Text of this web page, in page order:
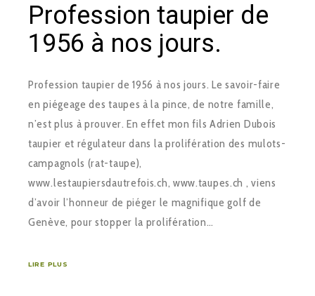
Profession taupier de
1956 à nos jours.
Profession taupier de 1956 à nos jours. Le savoir-faire
en piégeage des taupes à la pince, de notre famille,
n’est plus à prouver. En effet mon fils Adrien Dubois
taupier et régulateur dans la prolifération des mulots-
campagnols (rat-taupe),
www.lestaupiersdautrefois.ch, www.taupes.ch , viens
d’avoir l’honneur de piéger le magnifique golf de
Genève, pour stopper la prolifération…
LIRE PLUS